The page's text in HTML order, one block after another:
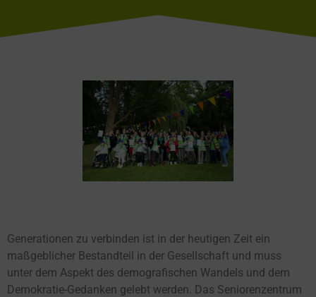
Generationen zu verbinden ist in der heutigen Zeit ein
maßgeblicher Bestandteil in der Gesellschaft und muss
unter dem Aspekt des demografischen Wandels und dem
Demokratie-Gedanken gelebt werden. Das Seniorenzentrum